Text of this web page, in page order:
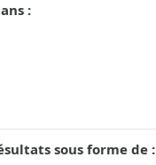
:
sous forme de :